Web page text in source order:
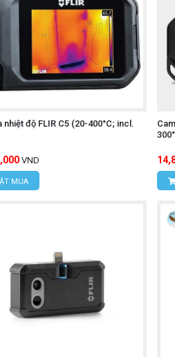
TP Hà Nội, Việt Nam
1, Quận Nam Từ Liêm, TP
nhiệt độ FLIR C5 (20-400°C; incl.
VND
MUA